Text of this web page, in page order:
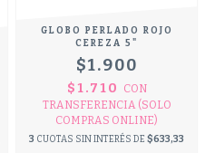
GLOBO PERLADO ROJO
CEREZA 5"
$1.900
$1.710
CON
TRANSFERENCIA (SOLO
COMPRAS ONLINE)
3 CUOTAS SIN INTERÉS DE $633,33